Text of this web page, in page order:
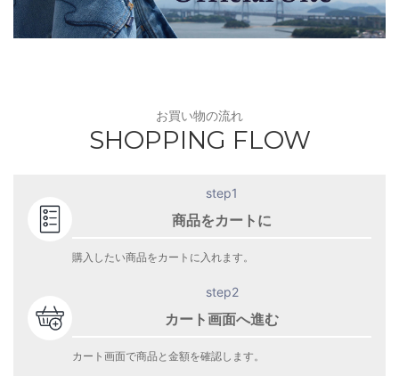
お買い物の流れ
SHOPPING FLOW
step1
商品をカートに
購入したい商品をカートに入れます。
step2
カート画面へ進む
カート画面で商品と金額を確認します。